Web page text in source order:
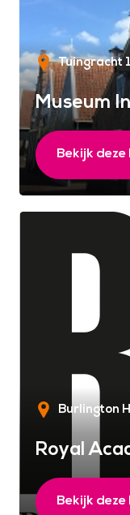
Tuingracht
Museum
Bekijk
Burlington
Royal
Bekijk